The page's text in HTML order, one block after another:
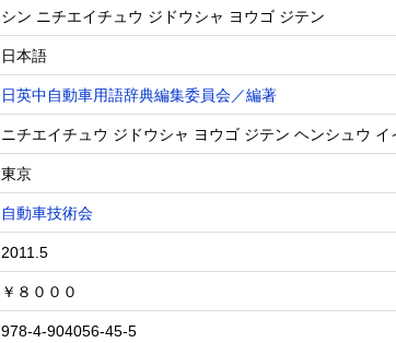
シン ニチエイチュウ ジドウシャ ヨウゴ ジテン
日本語
日英中自動車用語辞典編集委員会／編著
ニチエイチュウ ジドウシャ ヨウゴ ジテン ヘンシュウ イ
東京
自動車技術会
2011.5
￥８０００
978-4-904056-45-5